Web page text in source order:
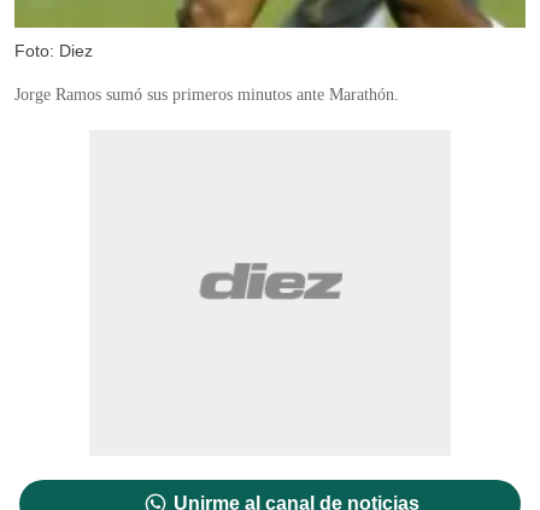
Foto: Diez
Jorge Ramos sumó sus primeros minutos ante Marathón.
Unirme al canal de noticias